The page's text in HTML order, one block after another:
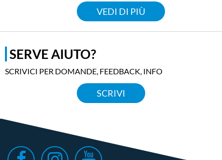
VEDI DI PIÙ
SERVE AIUTO?
SCRIVICI PER DOMANDE, FEEDBACK, INFO
SCRIVI